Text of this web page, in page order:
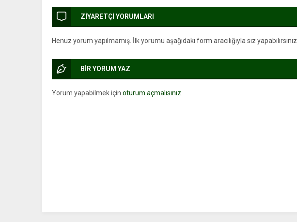
ZİYARETÇİ YORUMLARI
Henüz yorum yapılmamış. İlk yorumu aşağıdaki form aracılığıyla siz yapabilirsiniz.
BİR YORUM YAZ
Yorum yapabilmek için oturum açmalısınız